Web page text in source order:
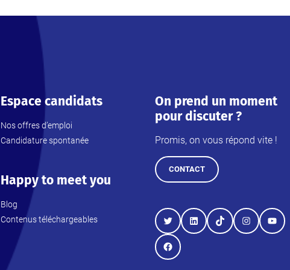
Espace candidats
Nos offres d’emploi
Candidature spontanée
Happy to meet you
Blog
Contenus téléchargeables
On prend un moment
pour discuter ?
Promis, on vous répond vite !
CONTACT
TwitterLinkedInTikTokInstagram
Facebook